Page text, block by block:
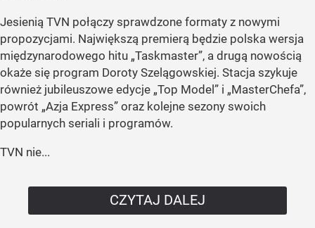
Jesienią TVN połączy sprawdzone formaty z nowymi
propozycjami. Największą premierą będzie polska wersja
międzynarodowego hitu „Taskmaster”, a drugą nowością
okaże się program Doroty Szelągowskiej. Stacja szykuje
również jubileuszowe edycje „Top Model” i „MasterChefa”,
powrót „Azja Express” oraz kolejne sezony swoich
popularnych seriali i programów.
TVN nie...
CZYTAJ DALEJ